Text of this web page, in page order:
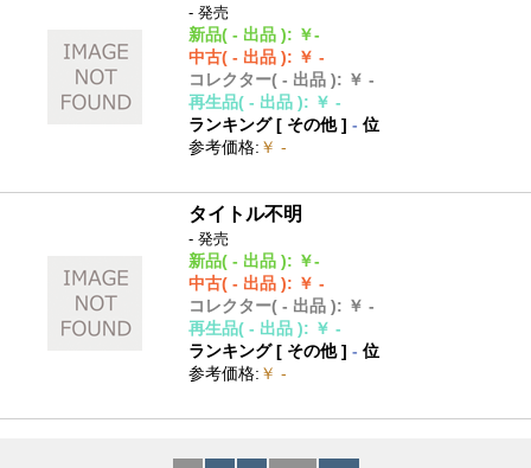
- 発売
新品( - 出品 ): ￥-
中古( - 出品 ): ￥ -
コレクター( - 出品 ): ￥ -
再生品( - 出品 ): ￥ -
ランキング [ その他]- 位
参考価格: ￥ -
タイトル不明
- 発売
新品( - 出品 ): ￥-
中古( - 出品 ): ￥ -
コレクター( - 出品 ): ￥ -
再生品( - 出品 ): ￥ -
ランキング [ その他]- 位
参考価格: ￥ -